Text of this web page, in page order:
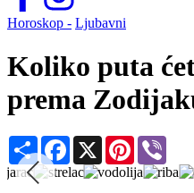
Horoskop - Ljubavni
Koliko puta
prema
Share Facebook
X Pinterest